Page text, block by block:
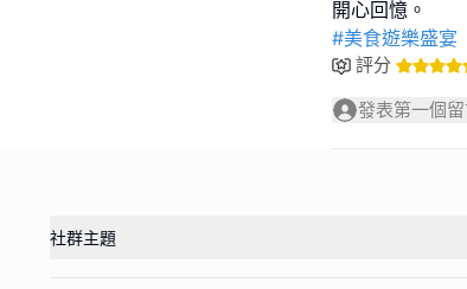
#美食遊樂盛宴
評分
發表第一個
社群主題